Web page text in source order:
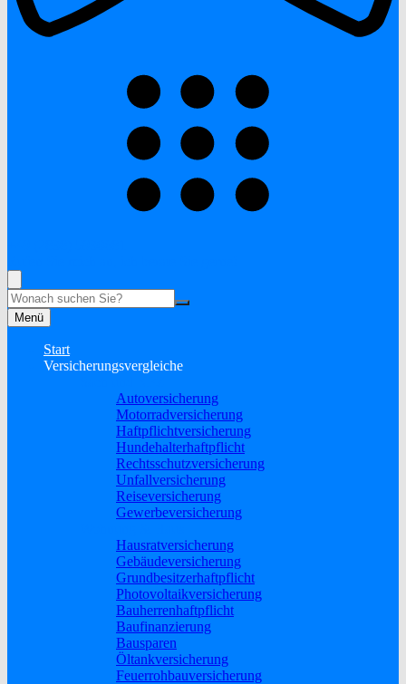
Suche
Menü
Start
Versicherungsvergleiche
Autoversicherung
Motorradversicherung
Haftpflichtversicherung
Hundehalterhaftpflicht
Rechtsschutzversicherung
Unfallversicherung
Reiseversicherung
Gewerbeversicherung
Hausratversicherung
Gebäudeversicherung
Grundbesitzerhaftpflicht
Photovoltaikversicherung
Bauherrenhaftpflicht
Baufinanzierung
Bausparen
Öltankversicherung
Feuerrohbauversicherung